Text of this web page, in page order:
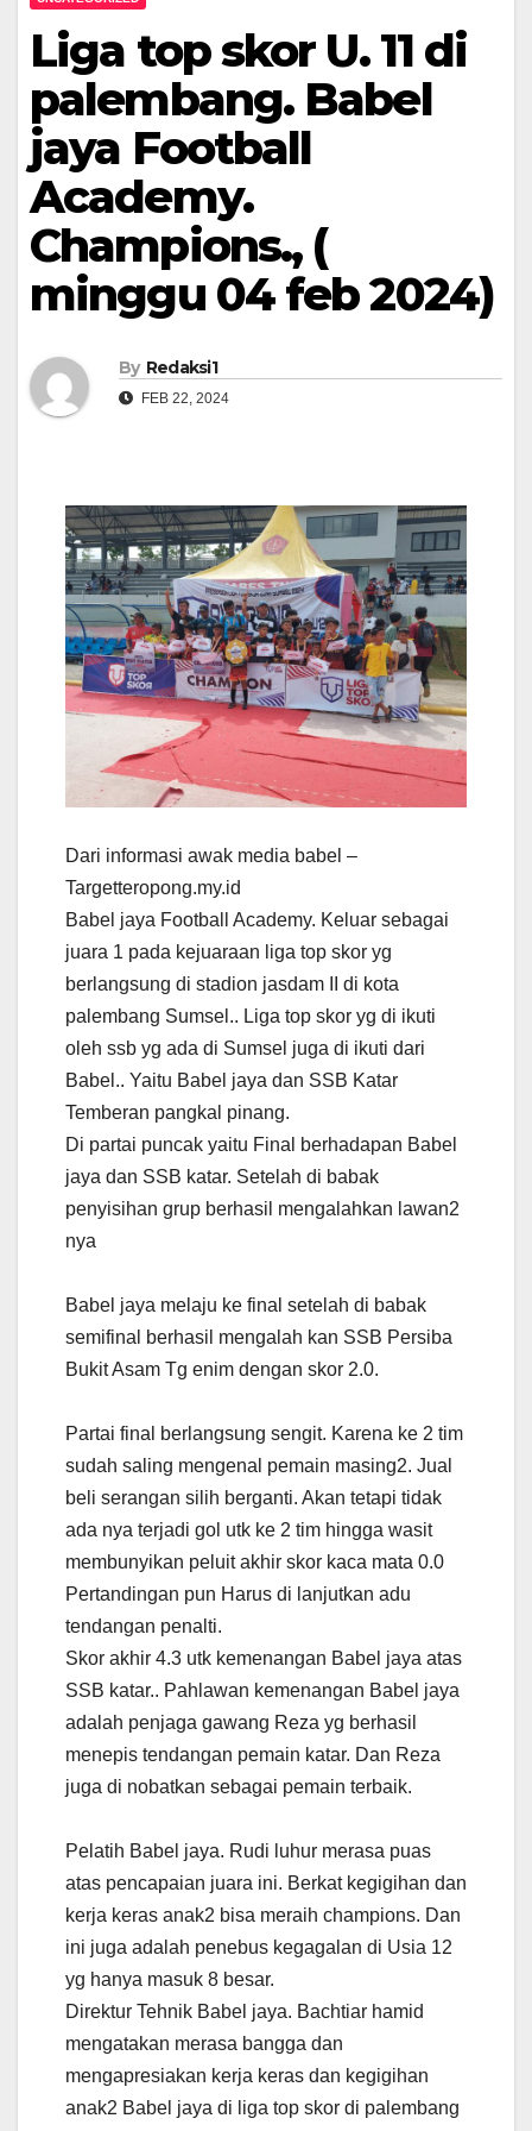
Liga top skor U. 11 di
palembang. Babel
jaya Football
Academy.
Champions., (
minggu 04 feb 2024)
By Redaksi1
FEB 22, 2024
Dari informasi awak media babel –
Targetteropong.my.id
Babel jaya Football Academy. Keluar sebagai
juara 1 pada kejuaraan liga top skor yg
berlangsung di stadion jasdam II di kota
palembang Sumsel.. Liga top skor yg di ikuti
oleh ssb yg ada di Sumsel juga di ikuti dari
Babel.. Yaitu Babel jaya dan SSB Katar
Temberan pangkal pinang.
Di partai puncak yaitu Final berhadapan Babel
jaya dan SSB katar. Setelah di babak
penyisihan grup berhasil mengalahkan lawan2
nya
Babel jaya melaju ke final setelah di babak
semifinal berhasil mengalah kan SSB Persiba
Bukit Asam Tg enim dengan skor 2.0.
Partai final berlangsung sengit. Karena ke 2 tim
sudah saling mengenal pemain masing2. Jual
beli serangan silih berganti. Akan tetapi tidak
ada nya terjadi gol utk ke 2 tim hingga wasit
membunyikan peluit akhir skor kaca mata 0.0
Pertandingan pun Harus di lanjutkan adu
tendangan penalti.
Skor akhir 4.3 utk kemenangan Babel jaya atas
SSB katar.. Pahlawan kemenangan Babel jaya
adalah penjaga gawang Reza yg berhasil
menepis tendangan pemain katar. Dan Reza
juga di nobatkan sebagai pemain terbaik.
Pelatih Babel jaya. Rudi luhur merasa puas
atas pencapaian juara ini. Berkat kegigihan dan
kerja keras anak2 bisa meraih champions. Dan
ini juga adalah penebus kegagalan di Usia 12
yg hanya masuk 8 besar.
Direktur Tehnik Babel jaya. Bachtiar hamid
mengatakan merasa bangga dan
mengapresiakan kerja keras dan kegigihan
anak2 Babel jaya di liga top skor di palembang